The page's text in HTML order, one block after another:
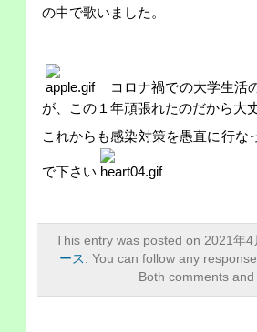
の中で歌いました。
コロナ禍での大学生活
が、この１年頑張れたのだから大
これからも感染対策を愚直に行
で下さい
This entry was posted on 2021年
ース . You can follow any
Both comments